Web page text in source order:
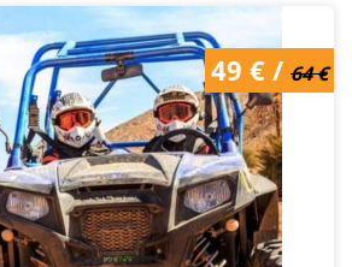
49 € / 64 €